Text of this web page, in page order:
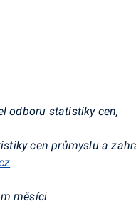
odboru statistiky cen,
cen průmyslu a
měsíci